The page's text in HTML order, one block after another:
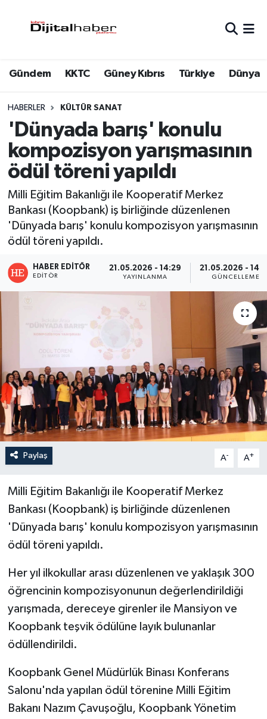
Gündem KKTC Güney Kıbrıs Türkiye Dünya
HABERLER KÜLTÜR SANAT
'Dünyada barış' konulu
kompozisyon yarışmasının
ödül töreni yapıldı
Milli Eğitim Bakanlığı ile Kooperatif Merkez
Bankası (Koopbank) iş birliğinde düzenlenen
'Dünyada barış' konulu kompozisyon yarışmasının
ödül töreni yapıldı.
HABER EDITÖR
EDITÖR
21.05.2026 - 14:29
YAYINLANMA
21.05.2026 -
GÜNCELLEME
Paylaş A- A+
Milli Eğitim Bakanlığı ile Kooperatif Merkez
Bankası (Koopbank) iş birliğinde düzenlenen
'Dünyada barış' konulu kompozisyon yarışmasının
ödül töreni yapıldı.
Her yıl ilkokullar arası düzenlenen ve yaklaşık 300
öğrencinin kompozisyonunun değerlendirildiği
yarışmada, dereceye girenler ile Mansiyon ve
Koopbank teşvik ödülüne layık bulunanlar
ödüllendirildi.
Koopbank Genel Müdürlük Binası Konferans
Salonu'nda yapılan ödül törenine Milli Eğitim
Bakanı Nazım Çavuşoğlu, Koopbank Yönetim
Trafik Durumu
Süper Lig Puan Durumu ve Fikstür
Tüm Manşetler
Son Dakika Haberleri
Haber Arşivi